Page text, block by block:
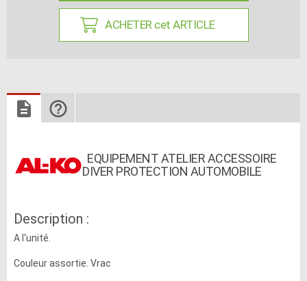
ACHETER cet ARTICLE
EQUIPEMENT ATELIER ACCESSOIRE
DIVER PROTECTION AUTOMOBILE
Description :
A l'unité.
Couleur assortie. Vrac